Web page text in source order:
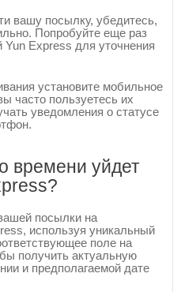
вашу посылку, убедитесь,
Попробуйте еще раз
Express для уточнения
установите мобильное
часто пользуетесь их
уведомления о статусе
времени уйдет
посылки на
используя уникальный
поле на
получить актуальную
и предполагаемой дате